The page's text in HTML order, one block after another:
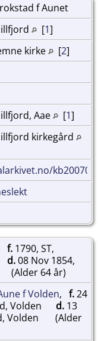
fAunet
[1]
kirke [2]
Aae [1]
kirkegård
f. 1790, ST,
d.08 Nov 1854,
(Alder 64 år)
f Volden, f.24
Volden
d. 13
Volden
(Alder